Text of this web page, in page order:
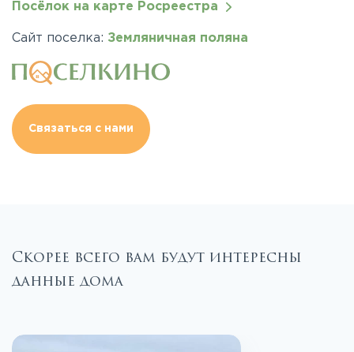
Посёлок на карте Росреестра
Сайт поселка: Земляничная поляна
Связаться с нами
Скорее всего вам будут интересны
данные дома